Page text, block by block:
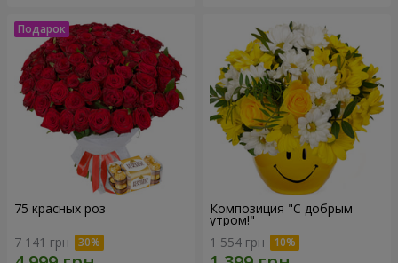
75 красных роз
7 141 грн
Композиция "С добрым
утром!"
1 554 грн